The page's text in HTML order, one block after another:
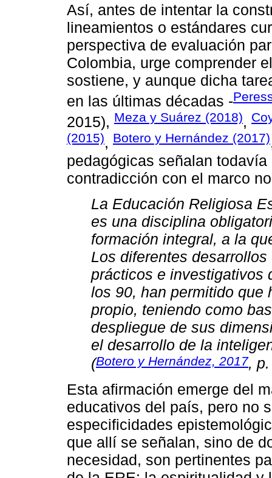
Así, antes de intentar la
lineamientos o estándares
perspectiva de evaluación
Colombia, urge comprender
sostiene, y aunque dicha
en las últimas décadas -
2015), Meza y Suárez (2018),
(2015), Botero y Hernández (2017)
pedagógicas señalan
contradicción con el marco
La Educación Religiosa
es una disciplina
formación integral, a la
Los diferentes
prácticos e investigativos
los 90, han permitido que
propio, teniendo como
despliegue de sus
el desarrollo de la
(Botero y Hernández, 2017,
Esta afirmación emerge del
educativos del país, pero no
especificidades
que allí se señalan, sino de
necesidad, son pertinentes